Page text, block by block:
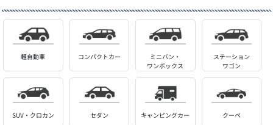
軽自動車 コンパクトカー
ミニバン・
ワンボックス
ステーション
ワゴン
SUV・クロカン セダン キャンピングカー クーペ